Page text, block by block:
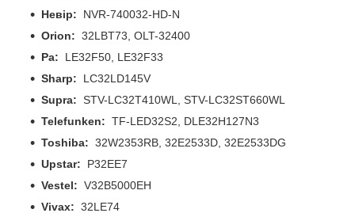
Невір: NVR-740032-HD-N
Orion: 32LBT73, OLT-32400
Pa: LE32F50, LE32F33
Sharp: LC32LD145V
Supra: STV-LC32T410WL, STV-LC32ST660WL
Telefunken: TF-LED32S2, DLE32H127N3
Toshiba: 32W2353RB, 32E2533D, 32E2533DG
Upstar: P32EE7
Vestel: V32B5000EH
Vivax: 32LE74